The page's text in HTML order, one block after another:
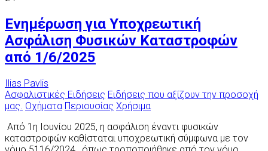
Ενημέρωση για Υποχρεωτική
Ασφάλιση Φυσικών Καταστροφών
από 1/6/2025
Ilias Pavlis
Ασφαλιστικές Ειδήσεις Ειδήσεις που αξίζουν την προσοχή
μας. Οχήματα Περιουσίας Χρήσιμα
Από 1η Ιουνίου 2025, η ασφάλιση έναντι φυσικών
καταστροφών καθίσταται υποχρεωτική σύμφωνα με τον